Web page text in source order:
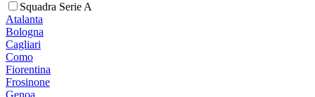
Squadra Serie A
Atalanta
Bologna
Cagliari
Como
Fiorentina
Frosinone